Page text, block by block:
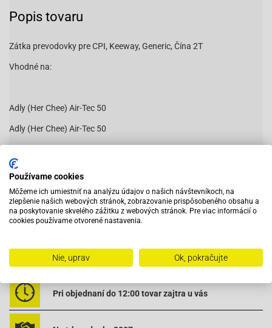
Popis tovaru
Zátka prevodovky pre CPI, Keeway, Generic, Čína 2T
Vhodné na:
Adly (Her Chee) Air-Tec 50
Adly (Her Chee) Air-Tec 50
Adly (Her Chee)-Noble 50
Adly (Her Chee)-Panther 50
Adly (Her Chee)-Panther 50
Baotian BT49QT-18C1-B010 (1E40QMA)
Baotian BT49QT-18E1-Rocky (1E40QMA)
Baotian BT49QT-18F1-Tanco (1E40QMA)
Čítať viac
Vybavený servis s odborným vyškoleným personálom
Pri objednaní do 12:00 tovar zajtra u vás
Používame cookies
Môžeme ich umiestniť na analýzu údajov o našich návštevníkoch, na
zlepšenie našich webových stránok, zobrazovanie prispôsobeného obsahu a
na poskytovanie skvelého zážitku z webových stránok. Pre viac informácií o
cookies používame otvorené nastavenia.
Nie, uprav Ok, pokračujte